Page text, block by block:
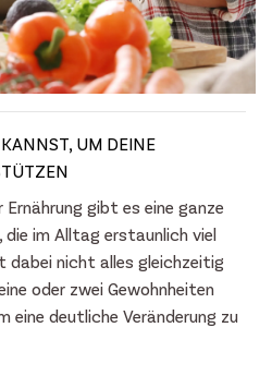
UM DEINE
gibt es eine ganze
die im Alltag erstaunlich viel
dabei nicht alles gleichzeitig
oder zwei Gewohnheiten
eine deutliche Veränderung zu